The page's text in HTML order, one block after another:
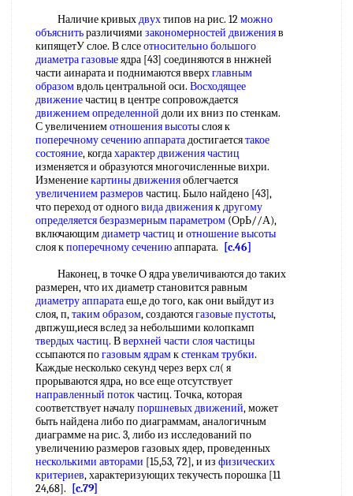
Наличие кривыхдвухтипов на рис. 12можно
объяснитьразличиями закономерностей движенияв
кипящетУ слое. В слсеотносительно большого
диаметра газовыеядра [43] соединяются в ннжней
части аинарата и поднимаются вверхглавным
образомвдоль центральной оси. Восходящее
движениечастиц в центре сопровождается
движением определенной доли их вниз по стенкам.
С увеличениемотношения высотыслоя к
поперечному сечению аппаратадостигаетсятакое
состояние, когдахарактер движения частиц
изменяется и образуются многочисленные вихри.
Изменениекартины движенияоблегчается
увеличением размеров частиц. Было найдено [43],
что переход от одноговида движениякдругому
определяетсябезразмерным параметром (ОрЬ//А),
включающимдиаметр частиц и отношение высоты
слоя кпоперечному сечениюаппарата.
[c.46]
Наконец, в точке О ядра увеличиваются до таких
размерен, что их диаметр становится равным
диаметру аппаратаеш,е до того, как они выйдут из
слоя, п,таким образом, создаютсягазовые пустоты,
двпжуш,иеся вслед за небольшими колопкамп
твердых частиц. Вверхней части слоя частицы
ссыпаются погазовым ядрамкстенкам трубки.
Каждые несколько секунд через верх сл( я
прорываются ядра, но все еще отсутствует
направленный потокчастиц. Точка, которая
соответствует началупоршневых движений, может
быть найдена либо по диаграммам, аналогичным
диаграмме на рис. 3, либо из исследований по
увеличению размеров газовых ядер, проведенных
несколькими авторами [15,53, 72], и из физических
критериев, характеризующих текучесть порошка [11
24,68].
[c.79]